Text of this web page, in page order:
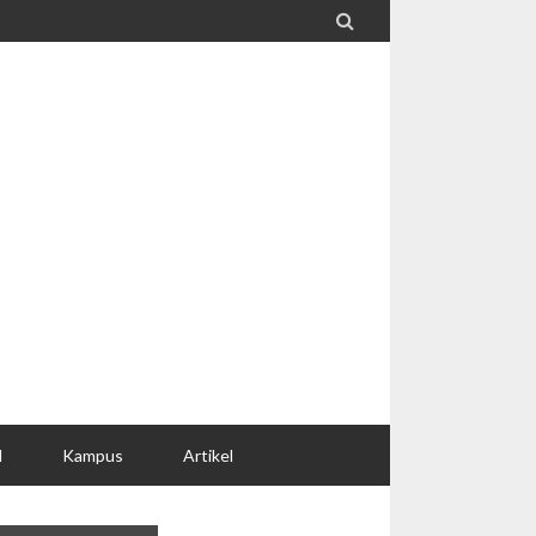

Kampus Artikel